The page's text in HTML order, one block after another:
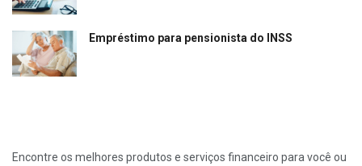
Empréstimo para pensionista do INSS
Encontre os melhores produtos e serviços financeiro para você ou